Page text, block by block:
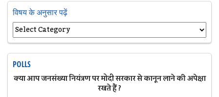
विषय के अनुसार पढ़ें
POLLS
क्या आप जनसंख्या नियंत्रण पर मोदी सरकार से कानून लाने की अपेक्षा
रखते हैं ?